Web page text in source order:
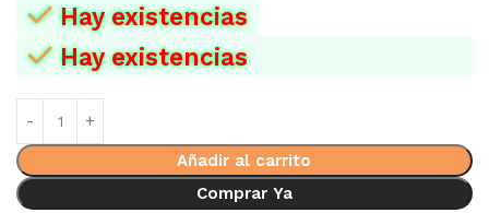
Hay existencias
Hay existencias
Añadir al carrito
Comprar Ya